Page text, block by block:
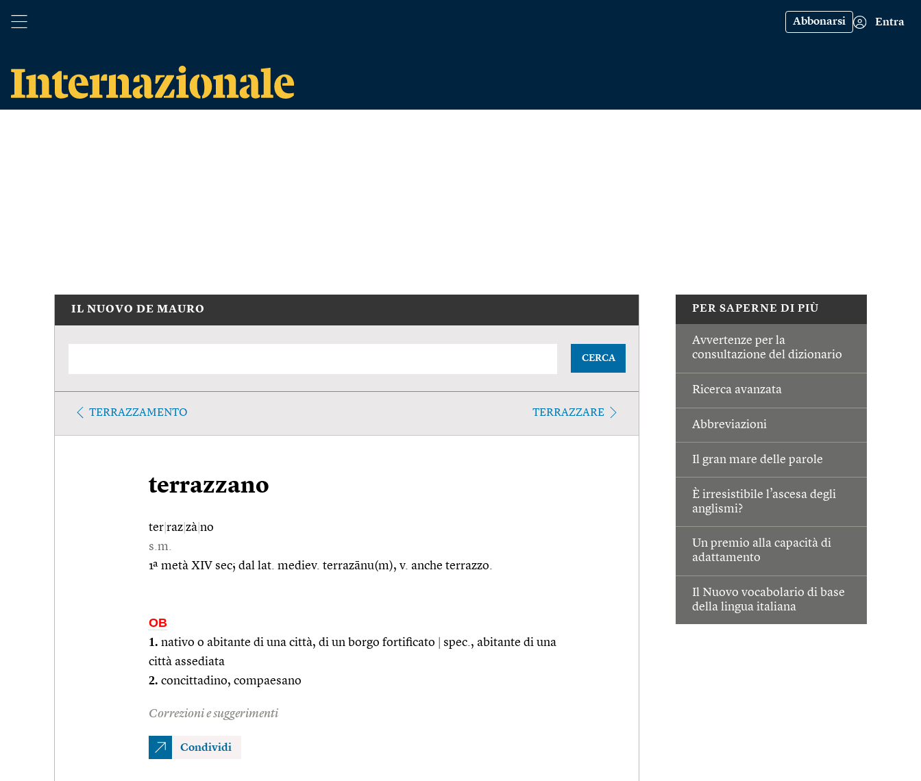
Abbonarsi Entra
PER SAPERNE DI PIÙ
Avvertenze per la
consultazione del dizionario
Ricerca avanzata
Abbreviazioni
Il gran mare delle parole
È irresistibile l’ascesa degli
anglismi?
Un premio alla capacità di
adattamento
Il Nuovo vocabolario di base
della lingua italiana
IL NUOVO DE MAURO
CERCA
TERRAZZAMENTO TERRAZZARE
terrazzano
ter raz zà no
s.m.
1ª metà XIV sec; dal lat. mediev. terrazānu(m), v. anche terrazzo.
OB
1. nativo o abitante di una città, di un borgo fortificato
spec., abitante di una
città assediata
2. concittadino, compaesano
Correzioni e suggerimenti
Condividi